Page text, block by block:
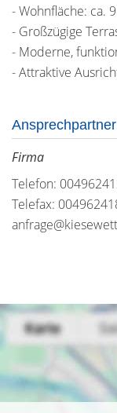
- Wohnfläche: ca.
- Großzügige
- Moderne,
- Attraktive
Ansprechpartner
Firma
Telefon:
Telefax: